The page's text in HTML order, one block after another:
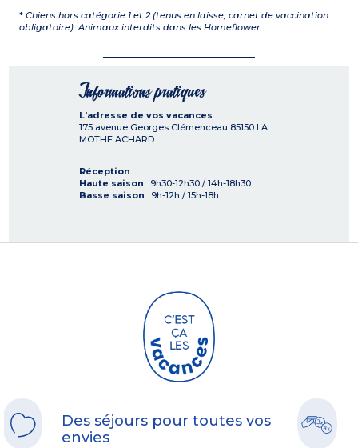
* Chiens hors catégorie 1 et 2 (tenus en laisse, carnet de vaccination
obligatoire). Animaux interdits dans les Homeflower.
Informations pratiques
L'adresse de vos vacances
175 avenue Georges Clémenceau 85150 LA
MOTHE ACHARD
Réception
Haute saison : 9h30-12h30 / 14h-18h30
Basse saison : 9h-12h / 15h-18h
Des séjours pour toutes vos
envies